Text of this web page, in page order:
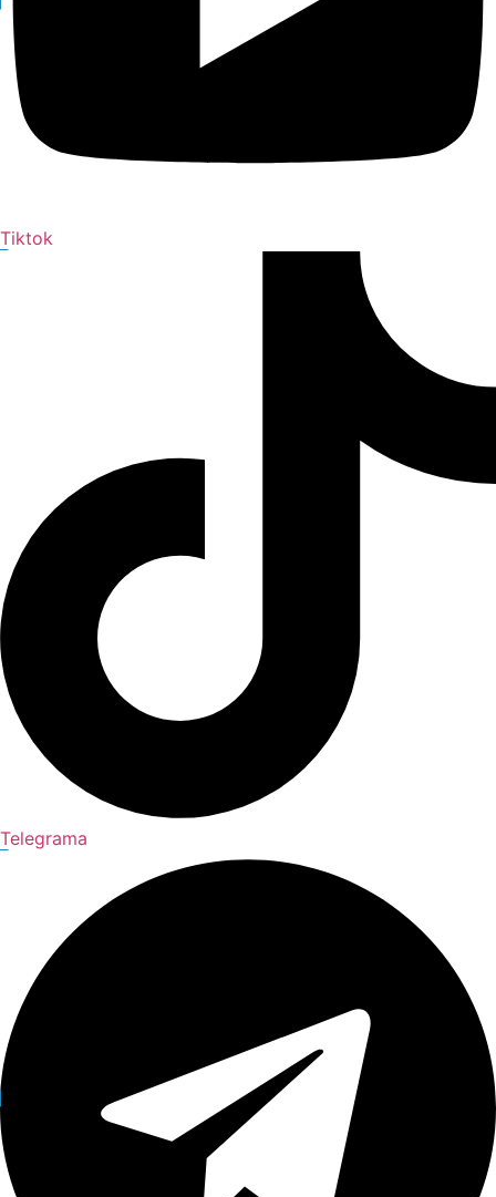
Tiktok
Telegrama